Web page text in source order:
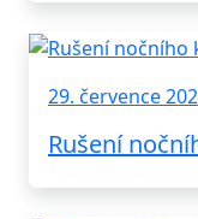
29. července
Rušení